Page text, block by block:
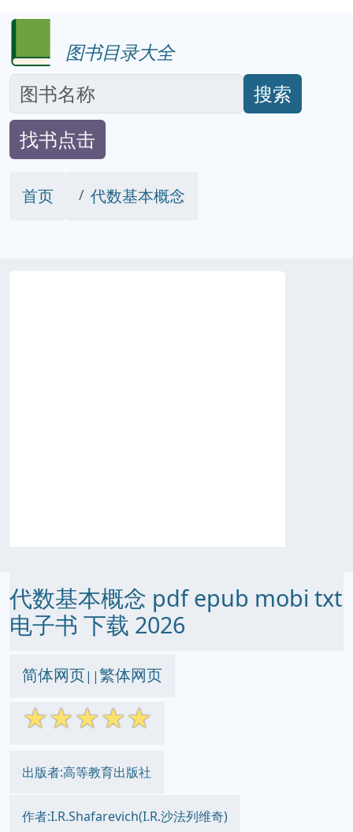
图书目录大全
搜索
找书点击
首页 代数基本概念
代数基本概念 pdf epub mobi txt
电子书 下载 2026
简体网页||繁体网页
☆☆☆☆☆
出版者:高等教育出版社
作者:I.R.Shafarevich(I.R.沙法列维奇)